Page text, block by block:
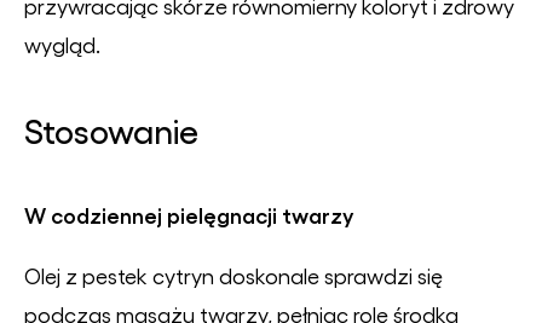
przywracając skórze równomierny koloryt i zdrowy
wygląd.
Stosowanie
W codziennej pielęgnacji twarzy
Olej z pestek cytryn doskonale sprawdzi się
podczas masażu twarzy, pełniąc rolę środka